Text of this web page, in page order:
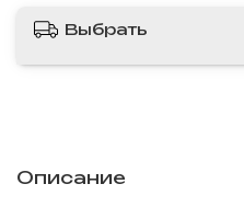
Выбрать
Описание